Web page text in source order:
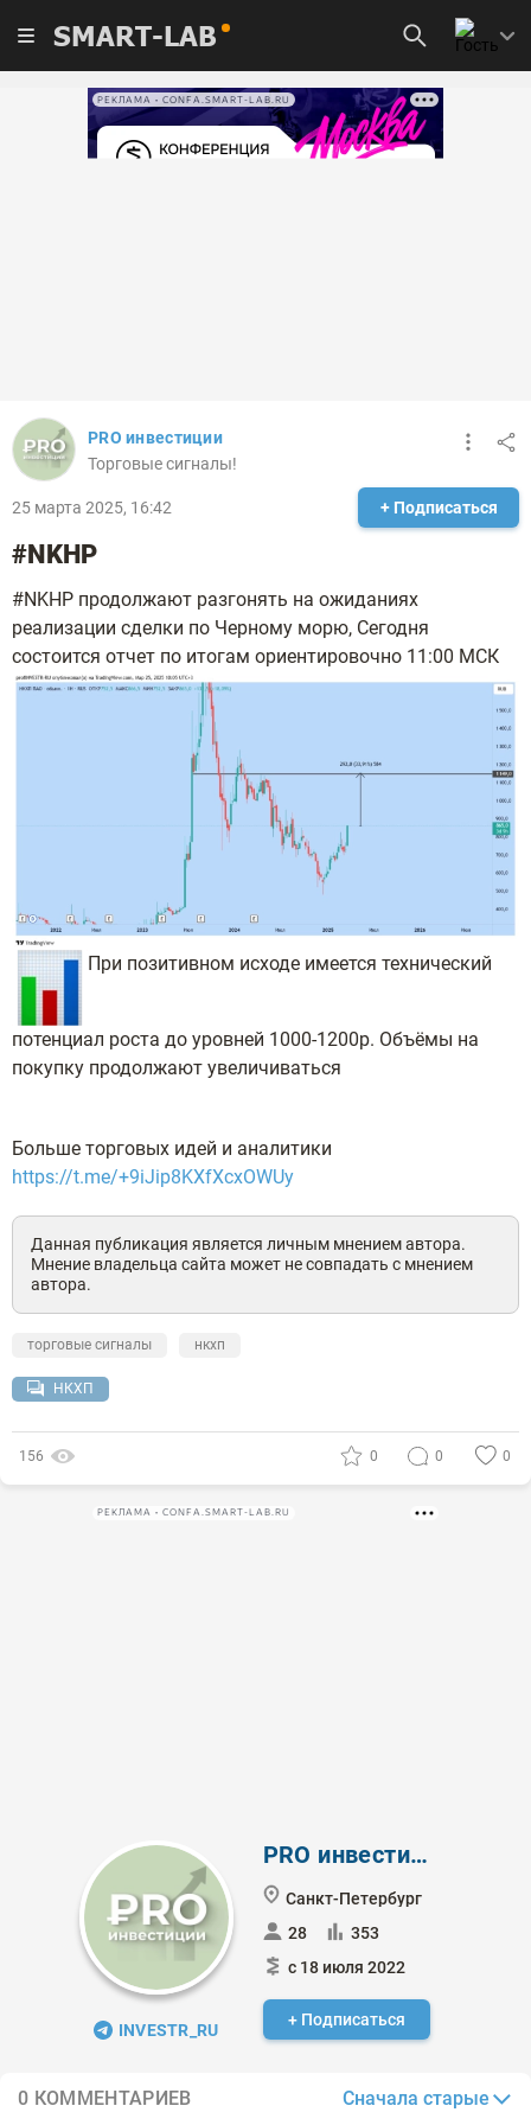
SMART-LAB
РЕКЛАМА • CONFA.SMART-LAB.RU
PRO инвестиции
Торговые сигналы!
25 марта 2025, 16:42 + Подписаться
#NKHP
#NKHP продолжают разгонять на ожиданиях
реализации сделки по Черному морю, Сегодня
состоится отчет по итогам ориентировочно 11:00 МСК
При позитивном исходе имеется технический
потенциал роста до уровней 1000-1200р. Объёмы на
покупку продолжают увеличиваться
Больше торговых идей и аналитики
https://t.me/+9iJip8KXfXcxOWUy
Данная публикация является личным мнением автора.
Мнение владельца сайта может не совпадать с мнением
автора.
торговые сигналы нкхп
НКХП
156 0 0 0
РЕКЛАМА • CONFA.SMART-LAB.RU
INVESTR_RU
PRO инвестиции
Санкт-Петербург
28
353
с 18 июля 2022
+ Подписаться
0 КОММЕНТАРИЕВ Сначала старые